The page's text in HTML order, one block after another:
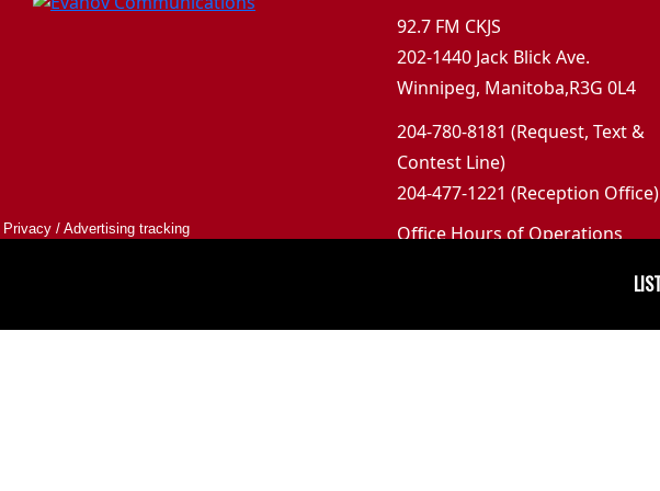
92.7 FM CKJS
202-1440 Jack Blick Ave.
Winnipeg, Manitoba,R3G 0L4
204-780-8181 (Request, Text &
Contest Line)
204-477-1221 (Reception Office)
Office Hours of Operations
Privacy / Advertising tracking